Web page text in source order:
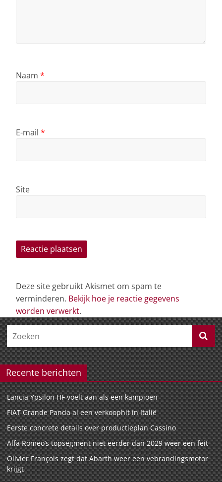
Naam *
E-mail *
Site
Deze site gebruikt Akismet om spam te
verminderen. Bekijk hoe je reactie gegevens
worden verwerkt.
Recente berichten
Lancia Ypsilon HF voelt aan als een kampioen
FIAT Grande Panda al een verkoophit in Italië
Eerste concrete details over productieplan Cassino
Alfa Romeo’s topsegment niet eerder dan 2029 weer een feit
Olivier François zegt dat Abarth weer een vebrandingsmotor
krijgt